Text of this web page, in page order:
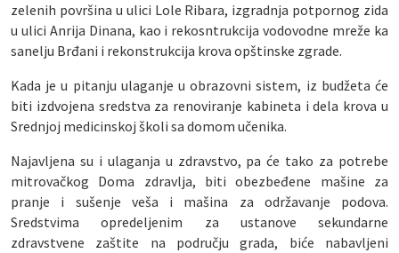
zelenih površina u ulici Lole Ribara, izgradnja potpornog zida
u ulici Anrija Dinana, kao i rekosntrukcija vodovodne mreže ka
sanelju Brđani i rekonstrukcija krova opštinske zgrade.
Kada je u pitanju ulaganje u obrazovni sistem, iz budžeta će
biti izdvojena sredstva za renoviranje kabineta i dela krova u
Srednjoj medicinskoj školi sa domom učenika.
Najavljena su i ulaganja u zdravstvo, pa će tako za potrebe
mitrovačkog Doma zdravlja, biti obezbeđene mašine za
pranje i sušenje veša i mašina za održavanje podova.
Sredstvima opredeljenim za ustanove sekundarne
zdravstvene zaštite na području grada, biće nabavljeni